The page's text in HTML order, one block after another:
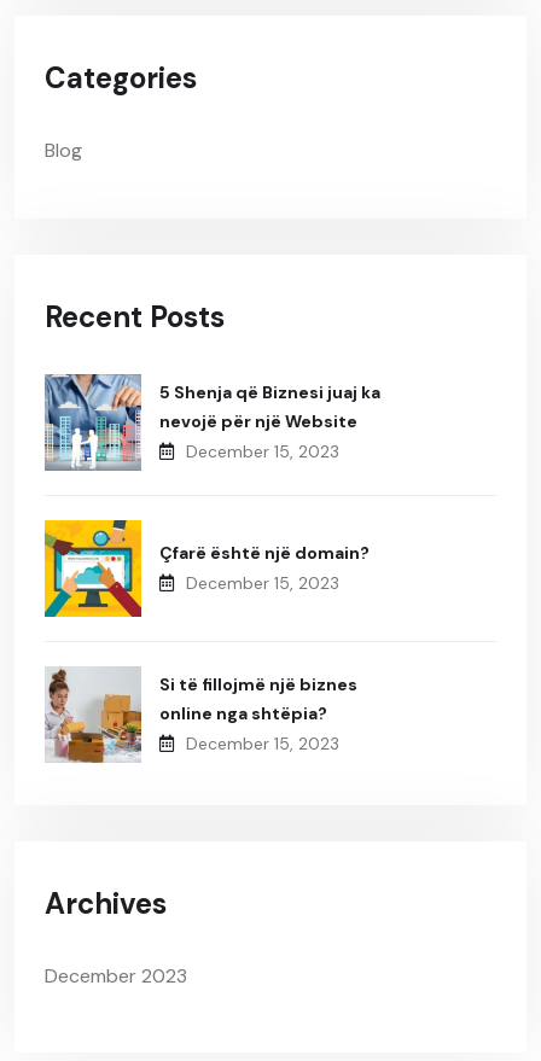
Categories
Blog
Recent Posts
5 Shenja që Biznesi juaj ka
nevojë për një Website
December 15, 2023
Çfarë është një domain?
December 15, 2023
Si të fillojmë një biznes
online nga shtëpia?
December 15, 2023
Archives
December 2023